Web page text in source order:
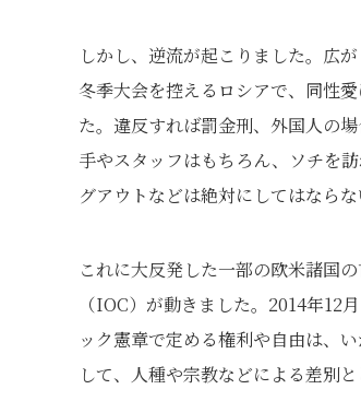
しかし、逆流が起こりました。広
冬季大会を控えるロシアで、同性
た。違反すれば罰金刑、外国人の
手やスタッフはもちろん、ソチを
グアウトなどは絶対にしてはなら
これに大反発した一部の欧米諸国
（IOC）が動きました。2014年12
ック憲章で定める権利や自由は、
して、人種や宗教などによる差別